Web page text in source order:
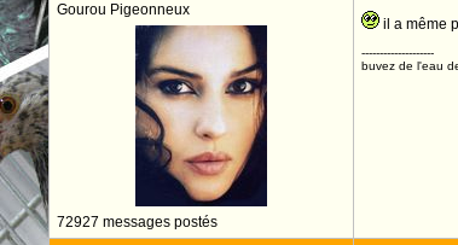
Gourou Pigeonneux
72927 messages postés
il a même
--------------------
buvez de l'eau